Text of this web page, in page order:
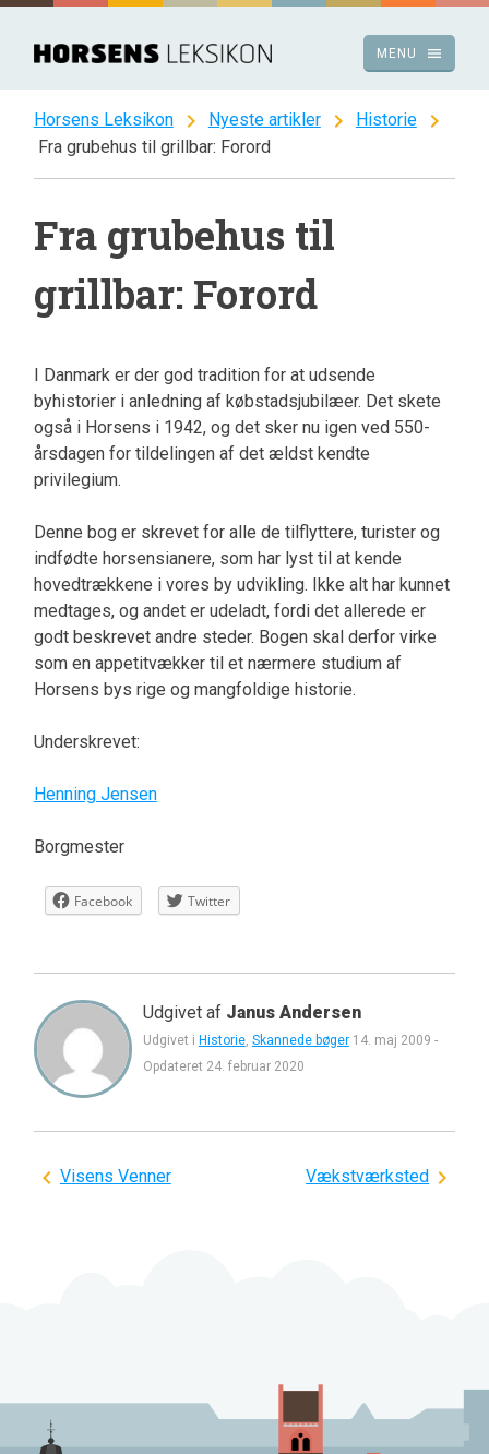
Spring
indhold
menu
MENU
Horsens Leksikon chevron_right Nyeste artikler chevron_right Historie chevron_right
Fra grubehus til grillbar: Forord
Fra grubehus til
grillbar: Forord
I Danmark er der god tradition for at udsende
byhistorier i anledning af købstadsjubilæer. Det skete
også i Horsens i 1942, og det sker nu igen ved 550-
årsdagen for tildelingen af det ældst kendte
privilegium.
Denne bog er skrevet for alle de tilflyttere, turister og
indfødte horsensianere, som har lyst til at kende
hovedtrækkene i vores by udvikling. Ikke alt har kunnet
medtages, og andet er udeladt, fordi det allerede er
godt beskrevet andre steder. Bogen skal derfor virke
som en appetitvækker til et nærmere studium af
Horsens bys rige og mangfoldige historie.
Underskrevet:
Henning Jensen
Borgmester
Facebook Twitter
Udgivet af Janus Andersen
Udgivet i Historie, Skannede bøger 14. maj 2009 -
Opdateret 24. februar 2020
Indlægsnavigation
Visens Venner Vækstværksted